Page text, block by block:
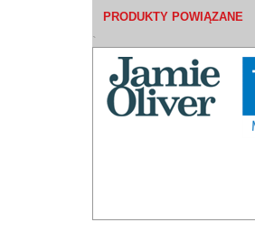
PRODUKTY POWIĄZANE
`